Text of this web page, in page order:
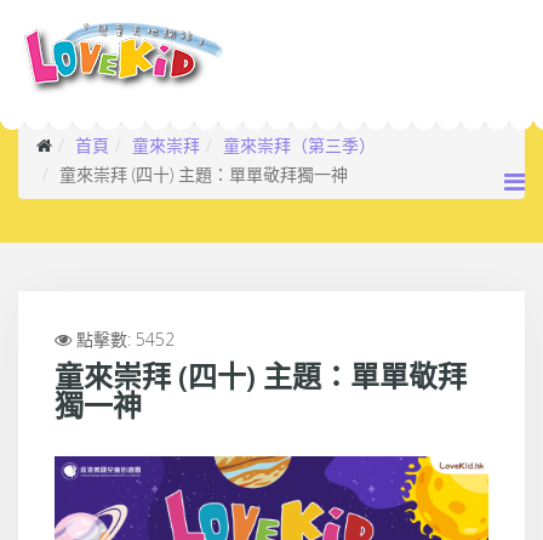
首頁 童來崇拜
童來崇拜（第三季）
童來崇拜 (四十) 主題：單單敬拜獨一神
點擊數: 5452
童來崇拜 (四十) 主題：單單敬拜
獨一神